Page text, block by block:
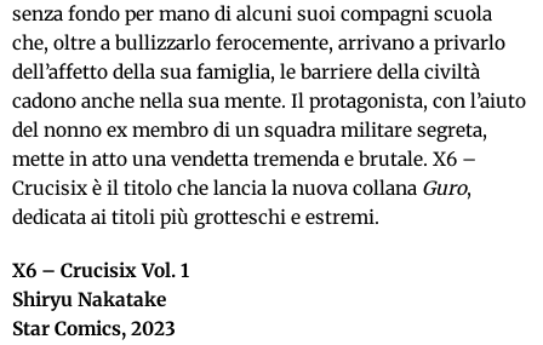
senza fondo per mano di alcuni suoi compagni scuola
che, oltre a bullizzarlo ferocemente, arrivano a privarlo
dell’affetto della sua famiglia, le barriere della civiltà
cadono anche nella sua mente. Il protagonista, con l’aiuto
del nonno ex membro di un squadra militare segreta,
mette in atto una vendetta tremenda e brutale. X6 –
Crucisix è il titolo che lancia la nuova collana Guro,
dedicata ai titoli più grotteschi e estremi.
X6 – Crucisix Vol. 1
Shiryu Nakatake
Star Comics, 2023